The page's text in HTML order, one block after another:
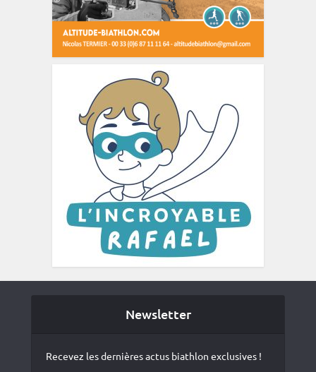
Newsletter
Recevez les dernières actus biathlon exclusives !